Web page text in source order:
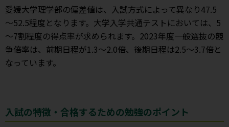
愛媛大学理学部の偏差値は、入試方式によって異なり47.5
～52.5程度となります。大学入学共通テストにおいては、5
～7割程度の得点率が求められます。2023年度一般選抜の競
争倍率は、前期日程が1.3～2.0倍、後期日程は2.5～3.7倍と
なっています。
入試の特徴・合格するための勉強のポイント